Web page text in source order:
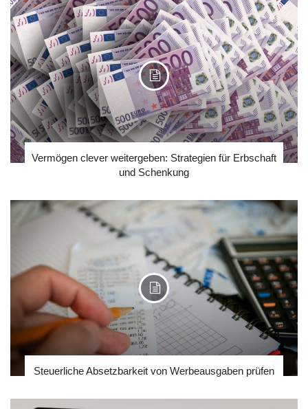
Vermögen clever weitergeben: Strategien für Erbschaft
und Schenkung
Steuerliche Absetzbarkeit von Werbeausgaben prüfen